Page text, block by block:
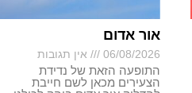
אור אדום
06/08/2026 אין תגובות
התופעה הזאת של נדידת
הצעירים מכאן לשם חייבת